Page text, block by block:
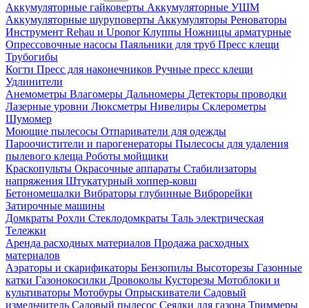
Аккумуляторные гайковерты Аккумуляторные УШМ
Аккумуляторные шуруповерты Аккумуляторы Реноваторы
Инструмент Rehau и UponorКлуппы Ножницы арматурные
Опрессовочные насосы Паяльники для труб Пресс клещи
Трубогибы
Когти Пресс для наконечников Ручные пресс клещи
Удлинители
Анемометры Влагомеры Дальномеры Детекторы проводки
Лазерные уровни Люксметры Нивелиры Склерометры
Шумомер
Моющие пылесосы Отпариватели для одежды
Пароочистители и парогенераторы Пылесосы для удаления
пылевого клеща Роботы мойщики
Краскопульты Окрасочные аппараты Стабилизаторы
напряжения Штукатурный хоппер-ковш
Бетономешалки Вибраторы глубинные Виброрейки
Затирочные машины
Домкраты Рохли Стеклодомкраты Таль электрическая
Тележки
Аренда расходных материалов Продажа расходных
материалов
Аэраторы и скарификаторы Бензопилы Высоторезы Газонные
катки Газонокосилки Дровоколы Кусторезы Мотоблоки и
культиваторы Мотобуры Опрыскиватели Садовый
измельчитель Садовый пылесос Сеялки для газона Триммеры